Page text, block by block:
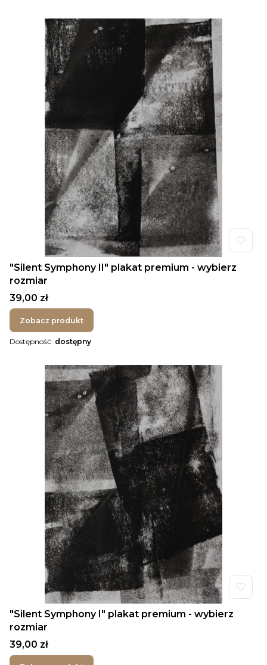
"Silent Symphony II" plakat premium - wybierz
rozmiar
Cena
39,00 zł
Zobacz produkt
Dostępność: dostępny
"Silent Symphony I" plakat premium - wybierz
rozmiar
Cena
39,00 zł